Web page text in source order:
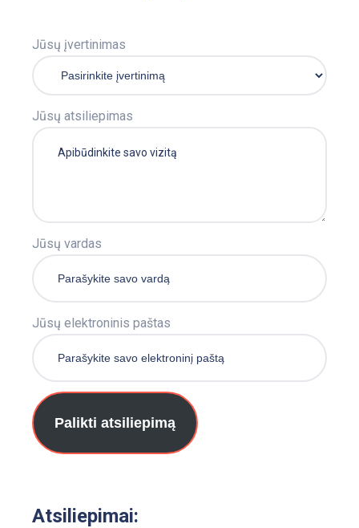
Jūsų įvertinimas
Jūsų atsiliepimas
Jūsų vardas
Jūsų elektroninis paštas
Palikti atsiliepimą
Atsiliepimai: